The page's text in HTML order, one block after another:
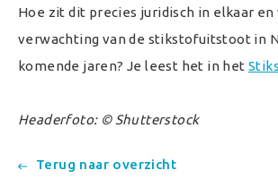
Hoe zit dit precies juridisch in elkaar en
verwachting van de stikstofuitstoot in
komende jaren? Je leest het in het
Headerfoto: © Shutterstock
Terug naar overzicht